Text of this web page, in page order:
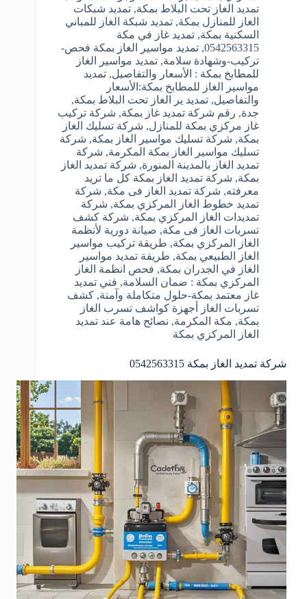
تمديد الغاز تحت البلاط بمكة, تمديد شبكات
الغاز للمنازل بمكة, تمديد شبكة الغاز للمباني
السكنية بمكة, تمديد غاز في مكة
0542563315
, تمديد مواسير الغاز بمكة فحص-
تركيب-وشهادة سلامة, تمديد مواسير الغاز
للمطابخ بمكة : الأسعار والتفاصيل, تمديد
مواسير الغاز للمطابخ بمكة:الأسعار
والتفاصيل, تمديد ير الغاز تحت البلاط بمكة,
جدة, رقم شركة تمديد غاز بمكة, شركة تركيب
غاز مركزي بمكة للمنازل, شركة تسليك الغاز
بمكة, شركة تسليك مواسير الغاز بمكة, شركة
تسليك مواسير الغاز بمكة المكرمة, شركة
تمديد الغاز بالمدينة المنورة, شركة تمديد الغاز
بمكة, شركة تمديد الغاز بمكة كل ما تريد
معرفته, شركة تمديد الغاز فى مكة, شركة
تمديد خطوط الغاز المركزي بمكة, شركة
تمديدات الغاز المركزي بمكة, شركة كشف
تسربات الغاز فى مكة, صيانة دورية لأنظمة
الغاز المركزي بمكة, طريقة تركيب مواسير
الغاز الطبيعي بمكة, طريقة تمديد مواسير
الغاز في الجدران بمكة, فحص انظمة الغاز
المركزي بمكة : ضمان السلامة, فني تمديد
غاز معتمد بمكة-حلول متكاملة وآمنة, كشف
تسربات الغاز أجهزة كواشف تسرب الغاز
بمكة, مكة المكرمة, نصائح هامة عند تمديد
الغاز المركزي بمكة
شركة تمديد الغاز بمكة 0542563315